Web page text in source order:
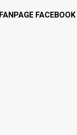
FANPAGE FACEBOOK